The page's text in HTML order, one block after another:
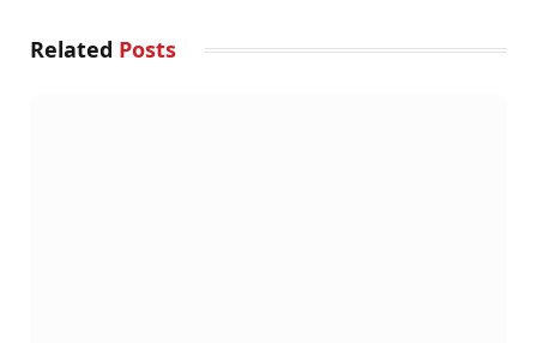
Related Posts